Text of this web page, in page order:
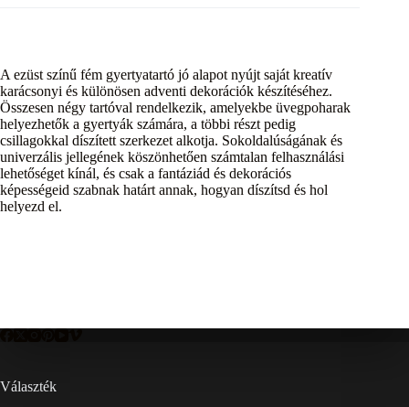
A ezüst színű fém gyertyatartó jó alapot nyújt saját kreatív
karácsonyi és különösen adventi dekorációk készítéséhez.
Összesen négy tartóval rendelkezik, amelyekbe üvegpoharak
helyezhetők a gyertyák számára, a többi részt pedig
csillagokkal díszített szerkezet alkotja. Sokoldalúságának és
univerzális jellegének köszönhetően számtalan felhasználási
lehetőséget kínál, és csak a fantáziád és dekorációs
képességeid szabnak határt annak, hogyan díszítsd és hol
helyezd el.
Választék